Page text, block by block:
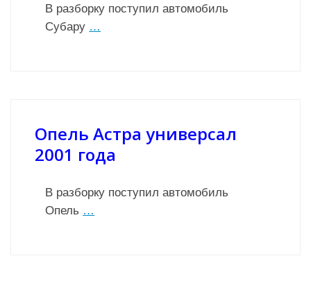
В разборку поступил автомобиль
Субару …
Опель Астра универсал
2001 года
В разборку поступил автомобиль
Опель …